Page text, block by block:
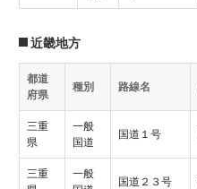
近畿地方
都道
府県
種別 路線名
三重
県
一般
国道
国道１号
三重
一般
国道２３号